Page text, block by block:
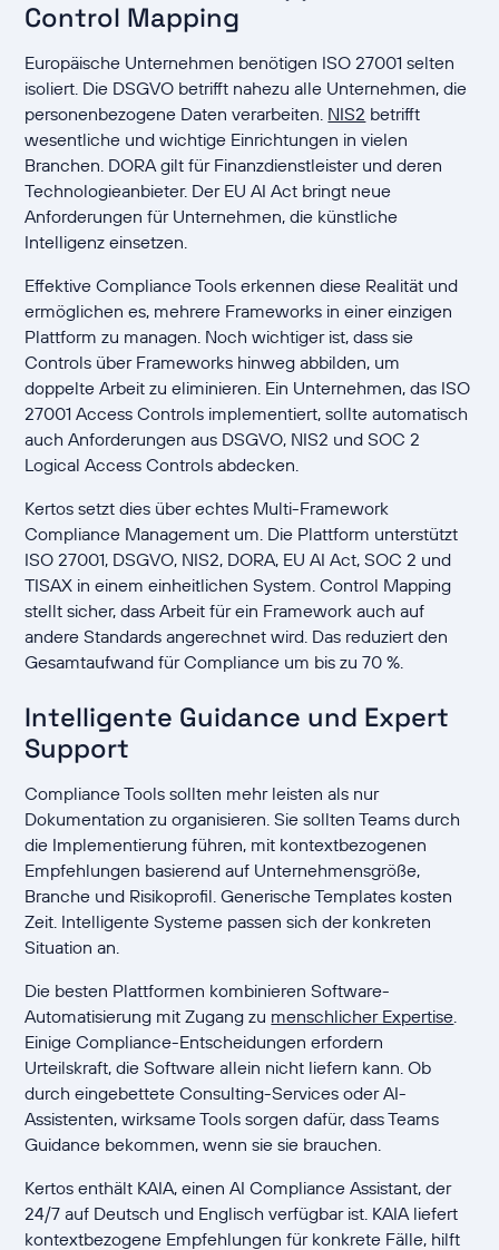
Control Mapping
Europäische Unternehmen benötigen ISO 27001 selten
isoliert. Die DSGVO betrifft nahezu alle Unternehmen, die
personenbezogene Daten verarbeiten. NIS2 betrifft
wesentliche und wichtige Einrichtungen in vielen
Branchen. DORA gilt für Finanzdienstleister und deren
Technologieanbieter. Der EU AI Act bringt neue
Anforderungen für Unternehmen, die künstliche
Intelligenz einsetzen.
Effektive Compliance Tools erkennen diese Realität und
ermöglichen es, mehrere Frameworks in einer einzigen
Plattform zu managen. Noch wichtiger ist, dass sie
Controls über Frameworks hinweg abbilden, um
doppelte Arbeit zu eliminieren. Ein Unternehmen, das ISO
27001 Access Controls implementiert, sollte automatisch
auch Anforderungen aus DSGVO, NIS2 und SOC 2
Logical Access Controls abdecken.
Kertos setzt dies über echtes Multi-Framework
Compliance Management um. Die Plattform unterstützt
ISO 27001, DSGVO, NIS2, DORA, EU AI Act, SOC 2 und
TISAX in einem einheitlichen System. Control Mapping
stellt sicher, dass Arbeit für ein Framework auch auf
andere Standards angerechnet wird. Das reduziert den
Gesamtaufwand für Compliance um bis zu 70 %.
Intelligente Guidance und Expert
Support
Compliance Tools sollten mehr leisten als nur
Dokumentation zu organisieren. Sie sollten Teams durch
die Implementierung führen, mit kontextbezogenen
Empfehlungen basierend auf Unternehmensgröße,
Branche und Risikoprofil. Generische Templates kosten
Zeit. Intelligente Systeme passen sich der konkreten
Situation an.
Die besten Plattformen kombinieren Software-
Automatisierung mit Zugang zu menschlicher Expertise.
Einige Compliance-Entscheidungen erfordern
Urteilskraft, die Software allein nicht liefern kann. Ob
durch eingebettete Consulting-Services oder AI-
Assistenten, wirksame Tools sorgen dafür, dass Teams
Guidance bekommen, wenn sie sie brauchen.
Kertos enthält KAIA, einen AI Compliance Assistant, der
24/7 auf Deutsch und Englisch verfügbar ist. KAIA liefert
kontextbezogene Empfehlungen für konkrete Fälle, hilft